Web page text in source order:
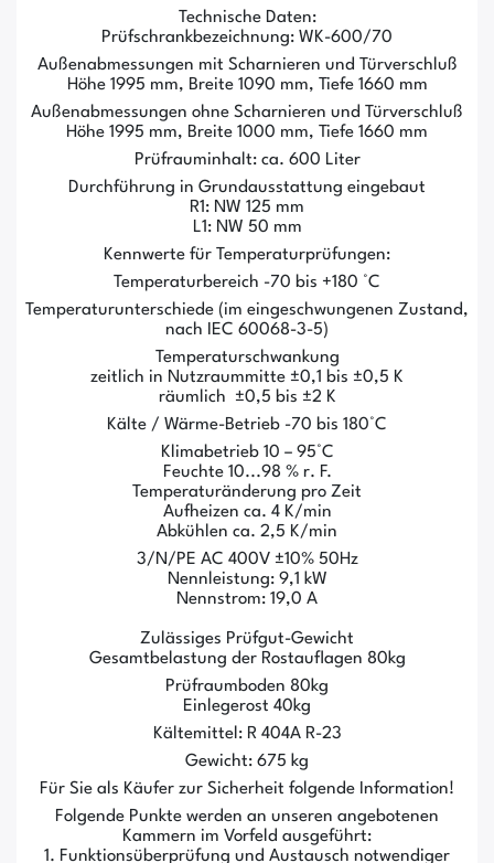
Technische Daten:
Prüfschrankbezeichnung: WK-600/70
Außenabmessungen mit Scharnieren und Türverschluß
Höhe 1995 mm, Breite 1090 mm, Tiefe 1660 mm
Außenabmessungen ohne Scharnieren und Türverschluß
Höhe 1995 mm, Breite 1000 mm, Tiefe 1660 mm
Prüfrauminhalt: ca. 600 Liter
Durchführung in Grundausstattung eingebaut
R1: NW 125 mm
L1: NW 50 mm
Kennwerte für Temperaturprüfungen:
Temperaturbereich -70 bis +180 °C
Temperaturunterschiede (im eingeschwungenen Zustand,
nach IEC 60068-3-5)
Temperaturschwankung
zeitlich in Nutzraummitte ±0,1 bis ±0,5 K
räumlich ±0,5 bis ±2 K
Kälte / Wärme-Betrieb -70 bis 180°C
Klimabetrieb 10 – 95°C
Feuchte 10...98 % r. F.
Temperaturänderung pro Zeit
Aufheizen ca. 4 K/min
Abkühlen ca. 2,5 K/min
3/N/PE AC 400V ±10% 50Hz
Nennleistung: 9,1 kW
Nennstrom: 19,0 A
Zulässiges Prüfgut-Gewicht
Gesamtbelastung der Rostauflagen 80kg
Prüfraumboden 80kg
Einlegerost 40kg
Kältemittel: R 404A R-23
Gewicht: 675 kg
Für Sie als Käufer zur Sicherheit folgende Information!
Folgende Punkte werden an unseren angebotenen
Kammern im Vorfeld ausgeführt:
1. Funktionsüberprüfung und Austausch notwendiger